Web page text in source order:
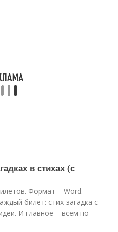
в стихах (с
Формат – Word.
билет: стих-загадка с
И главное – всем по